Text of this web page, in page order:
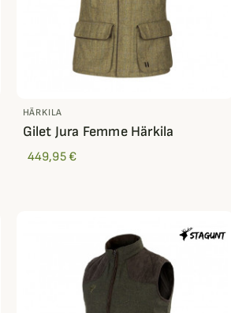
HÄRKILA
Gilet Jura Femme Härkila
449,95 €